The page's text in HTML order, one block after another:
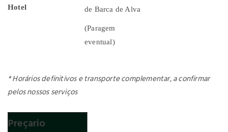
Hotel
de Barca de Alva
(Paragem
eventual)
*Horários definitivos e transporte complementar, a confirmar
pelos nossos serviços
Preçario